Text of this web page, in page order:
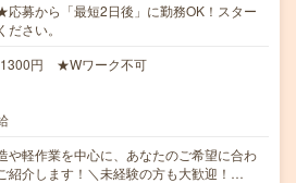
募から「最短2日後」に勤務OK！スター
ださい。
1300円 ★Wワーク不可
や軽作業を中心に、あなたのご希望に合わ
紹介します！＼未経験の方も大歓迎！…